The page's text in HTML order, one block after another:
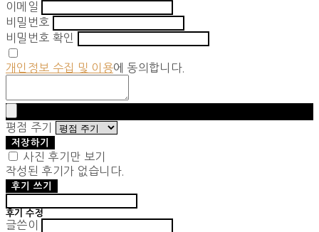
이메일
비밀번호
비밀번호 확인
개인정보 수집 및 이용에 동의합니다.
평점 주기
저장하기
사진 후기만 보기
작성된 후기가 없습니다.
후기 쓰기
후기 수정
글쓴이